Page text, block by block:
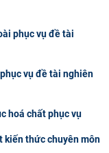
phục vụ đề tài
vụ đề tài nghiên
hoá chất phục vụ
kiến thức chuyên môn